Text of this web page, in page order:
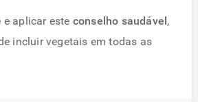
e aplicar este conselho saudável ,
incluir vegetais em todas as